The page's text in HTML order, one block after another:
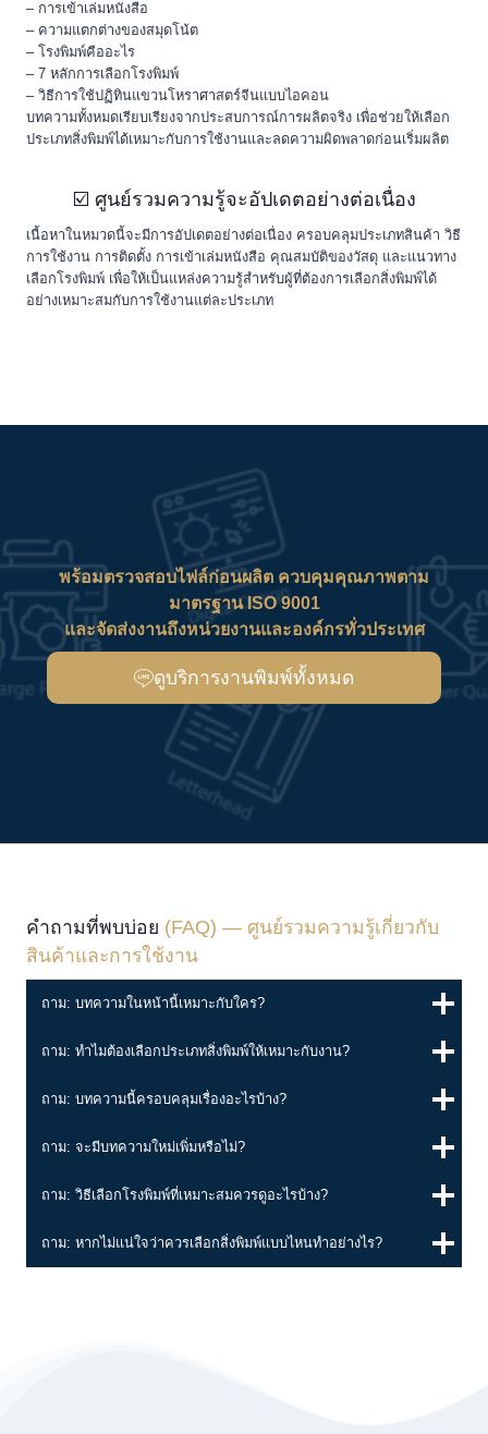
– การเข้าเล่มหนังสือ
– ความแตกต่างของสมุดโน้ต
– โรงพิมพ์คืออะไร
– 7 หลักการเลือกโรงพิมพ์
– วิธีการใช้ปฏิทินแขวนโหราศาสตร์จีนแบบไอคอน
บทความทั้งหมดเรียบเรียงจากประสบการณ์การผลิตจริง เพื่อช่วยให้เลือก
ประเภทสิ่งพิมพ์ได้เหมาะกับการใช้งานและลดความผิดพลาดก่อนเริ่มผลิต
☑️ ศูนย์รวมความรู้จะอัปเดตอย่างต่อเนื่อง
เนื้อหาในหมวดนี้จะมีการอัปเดตอย่างต่อเนื่อง ครอบคลุมประเภทสินค้า วิธี
การใช้งาน การติดตั้ง การเข้าเล่มหนังสือ คุณสมบัติของวัสดุ และแนวทาง
เลือกโรงพิมพ์ เพื่อให้เป็นแหล่งความรู้สำหรับผู้ที่ต้องการเลือกสิ่งพิมพ์ได้
อย่างเหมาะสมกับการใช้งานแต่ละประเภท
พร้อมตรวจสอบไฟล์ก่อนผลิต ควบคุมคุณภาพตาม
มาตรฐาน ISO 9001
และจัดส่งงานถึงหน่วยงานและองค์กรทั่วประเทศ
ดูบริการงานพิมพ์ทั้งหมด
คำถามที่พบบ่อย (FAQ) — ศูนย์รวมความรู้เกี่ยวกับ
สินค้าและการใช้งาน
ถาม: บทความในหน้านี้เหมาะกับใคร?
ถาม: ทำไมต้องเลือกประเภทสิ่งพิมพ์ให้เหมาะกับงาน?
ถาม: บทความนี้ครอบคลุมเรื่องอะไรบ้าง?
ถาม: จะมีบทความใหม่เพิ่มหรือไม่?
ถาม: วิธีเลือกโรงพิมพ์ที่เหมาะสมควรดูอะไรบ้าง?
ถาม: หากไม่แน่ใจว่าควรเลือกสิ่งพิมพ์แบบไหนทำอย่างไร?